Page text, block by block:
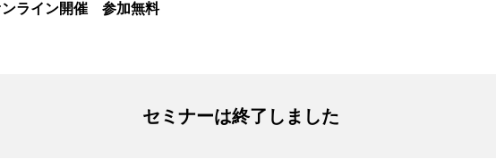
ライン開催 参加無料
セミナーは終了しました